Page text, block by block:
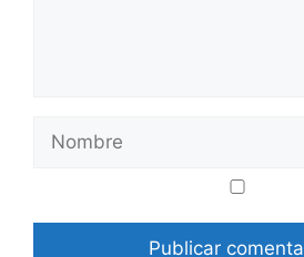
Nombre
electrónico